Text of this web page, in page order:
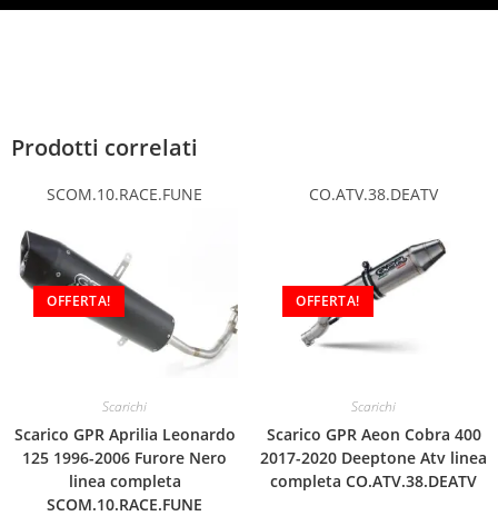
Prodotti correlati
SCOM.10.RACE.FUNE
OFFERTA!
Scarichi
Scarico GPR Aprilia Leonardo
125 1996-2006 Furore Nero
linea completa
SCOM.10.RACE.FUNE
CO.ATV.38.DEATV
OFFERTA!
Scarichi
Scarico GPR Aeon Cobra 400
2017-2020 Deeptone Atv linea
completa CO.ATV.38.DEATV